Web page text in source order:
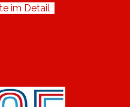
im Detail